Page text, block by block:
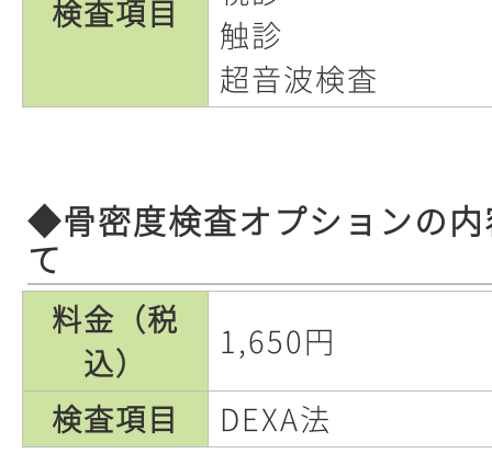
検査項目
触診
超音波検査
◆骨密度検査オプションの
て
料金（税
込）
1,650円
検査項目
DEXA法